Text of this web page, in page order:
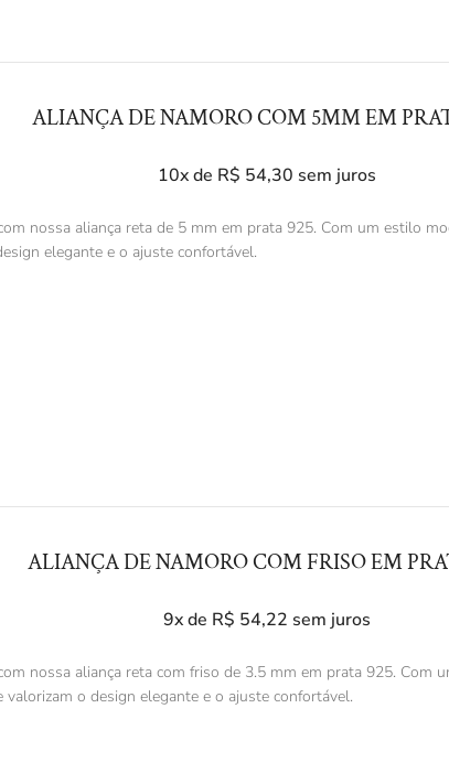
ALIANÇA DE NAMORO COM 5MM EM
10x de R$ 54,30 sem juros
nossa aliança reta de 5 mm em prata 925. Com um estilo
elegante e o ajuste confortável.
ALIANÇA DE NAMORO COM FRISO EM
9x de R$ 54,22 sem juros
nossa aliança reta com friso de 3.5 mm em prata 925. Com
valorizam o design elegante e o ajuste confortável.